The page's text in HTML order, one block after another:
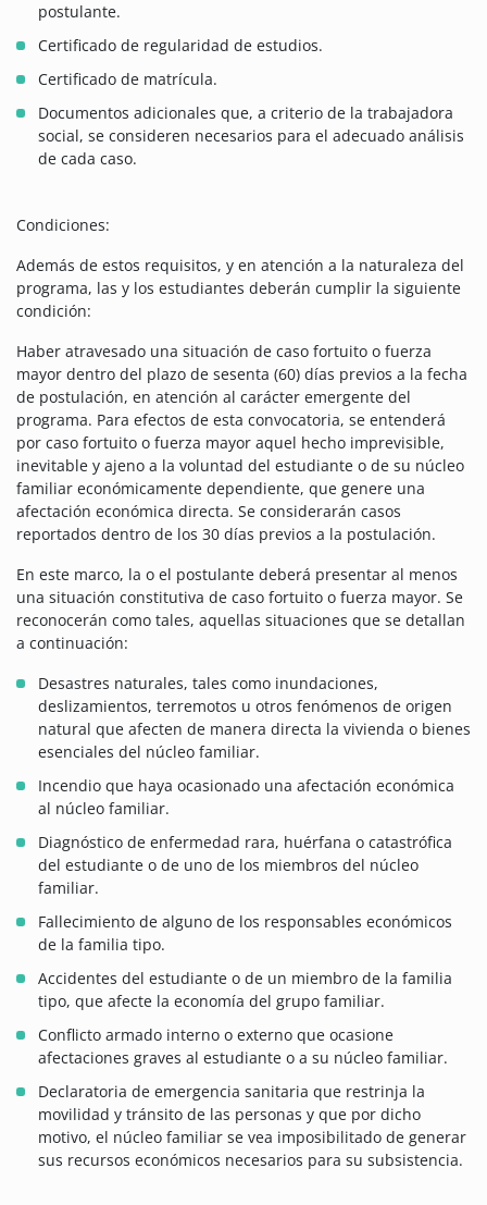
postulante.
Certificado de regularidad de estudios.
Certificado de matrícula.
Documentos adicionales que, a criterio de la trabajadora
social, se consideren necesarios para el adecuado análisis
de cada caso.
Condiciones:
Además de estos requisitos, y en atención a la naturaleza del
programa, las y los estudiantes deberán cumplir la siguiente
condición:
Haber atravesado una situación de caso fortuito o fuerza
mayor dentro del plazo de sesenta (60) días previos a la fecha
de postulación, en atención al carácter emergente del
programa. Para efectos de esta convocatoria, se entenderá
por caso fortuito o fuerza mayor aquel hecho imprevisible,
inevitable y ajeno a la voluntad del estudiante o de su núcleo
familiar económicamente dependiente, que genere una
afectación económica directa. Se considerarán casos
reportados dentro de los 30 días previos a la postulación.
En este marco, la o el postulante deberá presentar al menos
una situación constitutiva de caso fortuito o fuerza mayor. Se
reconocerán como tales, aquellas situaciones que se detallan
a continuación:
Desastres naturales, tales como inundaciones,
deslizamientos, terremotos u otros fenómenos de origen
natural que afecten de manera directa la vivienda o bienes
esenciales del núcleo familiar.
Incendio que haya ocasionado una afectación económica
al núcleo familiar.
Diagnóstico de enfermedad rara, huérfana o catastrófica
del estudiante o de uno de los miembros del núcleo
familiar.
Fallecimiento de alguno de los responsables económicos
de la familia tipo.
Accidentes del estudiante o de un miembro de la familia
tipo, que afecte la economía del grupo familiar.
Conflicto armado interno o externo que ocasione
afectaciones graves al estudiante o a su núcleo familiar.
Declaratoria de emergencia sanitaria que restrinja la
movilidad y tránsito de las personas y que por dicho
motivo, el núcleo familiar se vea imposibilitado de generar
sus recursos económicos necesarios para su subsistencia.